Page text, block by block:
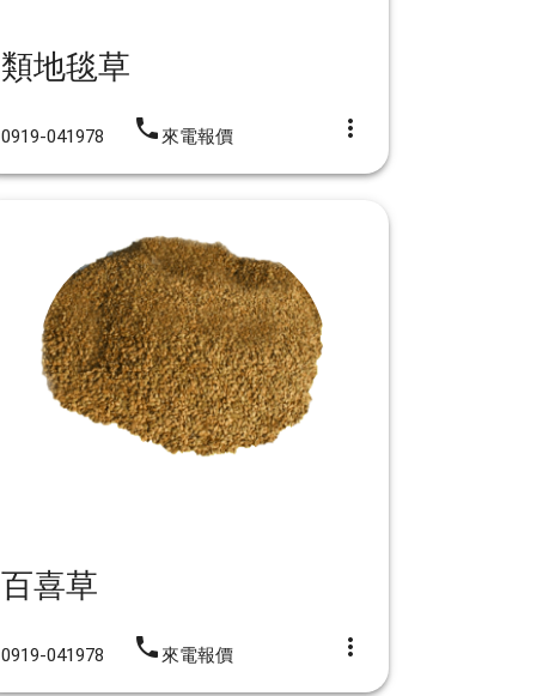
類地毯草
more_vert
0919-041978 iphone 來電報價
百喜草
more_vert
0919-041978 iphone 來電報價